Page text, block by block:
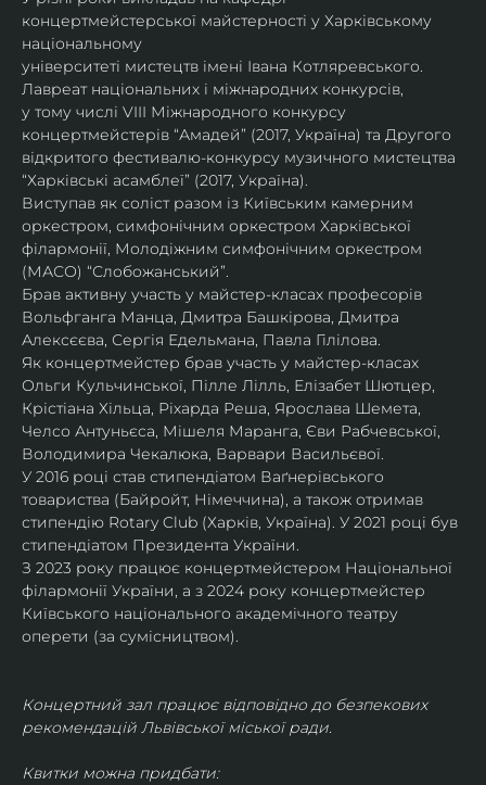
концертмейстерської майстерності у Харківському
національному
університеті мистецтв імені Івана Котляревського.
Лавреат національних і міжнародних конкурсів,
у тому числі VIII Міжнародного конкурсу
концертмейстерів “Амадей” (2017, Україна) та Другого
відкритого фестивалю-конкурсу музичного мистецтва
“Харківські асамблеї” (2017, Україна).
Виступав як соліст разом із Київським камерним
оркестром, симфонічним оркестром Харківської
філармонії, Молодіжним симфонічним оркестром
(МАСО) “Слобожанський”.
Брав активну участь у майстер-класах професорів
Вольфганга Манца, Дмитра Башкірова, Дмитра
Алексєєва, Сергія Едельмана, Павла Гілілова.
Як концертмейстер брав участь у майстер-класах
Ольги Кульчинської, Пілле Лілль, Елізабет Шютцер,
Крістіана Хільца, Ріхарда Реша, Ярослава Шемета,
Челсо Антуньєса, Мішеля Маранга, Єви Рабчевської,
Володимира Чекалюка, Варвари Васильєвої.
У 2016 році став стипендіатом Ваґнерівського
товариства (Байройт, Німеччина), а також отримав
стипендію Rotary Club (Харків, Україна). У 2021 році був
стипендіатом Президента України.
З 2023 року працює концертмейстером Національної
філармонії України, а з 2024 року концертмейстер
Київського національного академічного театру
оперети (за сумісництвом).
Концертний зал працює відповідно до безпекових
рекомендацій Львівської міської ради.
Квитки можна придбати: